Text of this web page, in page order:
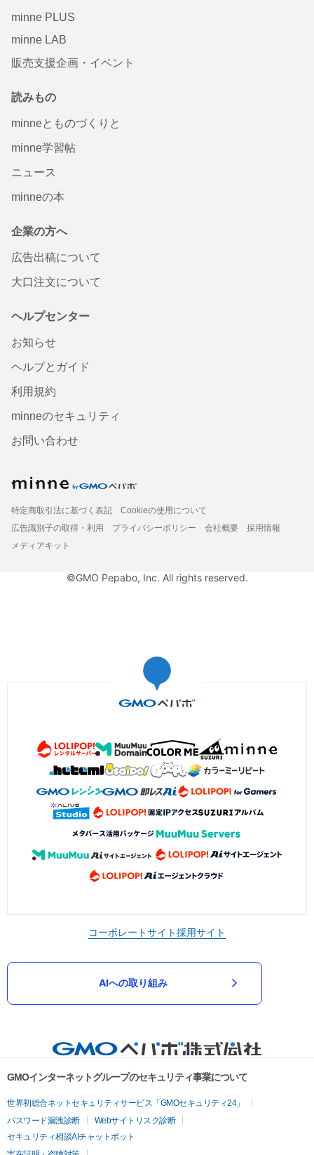
minne PLUS
minne LAB
販売支援企画・イベント
読みもの
minneとものづくりと
minne学習帖
ニュース
minneの本
企業の方へ
広告出稿について
大口注文について
ヘルプセンター
お知らせ
ヘルプとガイド
利用規約
minneのセキュリティ
お問い合わせ
特定商取引法に基づく表記
Cookieの使用について
広告識別子の取得・利用
プライバシーポリシー 会社概要
採用情報
メディアキット
©GMO Pepabo, Inc. All rights reserved.
コーポレートサイト採用サイト
AIへの取り組み
GMOインターネットグループのセキュリティ事業について
世界初総合ネットセキュリティサービス「GMOセキュリティ24」
パスワード漏洩診断
Webサイトリスク診断
セキュリティ相談AIチャットボット